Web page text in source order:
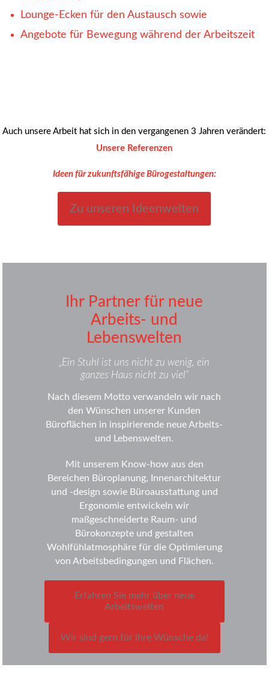
Lounge-Ecken für den Austausch sowie
Angebote für Bewegung während der Arbeitszeit
Auch unsere Arbeit hat sich in den vergangenen 3 Jahren verändert:
Unsere Referenzen
Ideen für zukunftsfähige Bürogestaltungen:
Zu unseren Ideenwelten
Ihr Partner für neue
Arbeits- und
Lebenswelten
„Ein Stuhl ist uns nicht zu wenig, ein
ganzes Haus nicht zu viel“
Nach diesem Motto verwandeln wir nach
den Wünschen unserer Kunden
Büroflächen in inspirierende neue Arbeits-
und Lebenswelten.
Mit unserem Know-how aus den
Bereichen Büroplanung, Innenarchitektur
und -design sowie Büroausstattung und
Ergonomie entwickeln wir
maßgeschneiderte Raum- und
Bürokonzepte und gestalten
Wohlfühlatmosphäre für die Optimierung
von Arbeitsbedingungen und Flächen.
Erfahren Sie mehr über neue
Arbeitswelten
Wir sind gern für Ihre Wünsche da!